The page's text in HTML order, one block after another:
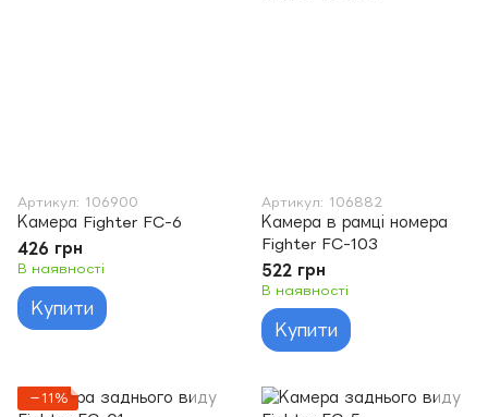
Артикул: 106900
Камера Fighter FC-6
426 грн
В наявності
Купити
Артикул: 106882
Камера в рамці номера
Fighter FC-103
522 грн
В наявності
Купити
−11%